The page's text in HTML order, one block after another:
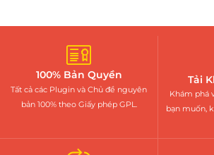
100% Bản Quyền
Tất cả các Plugin và Chủ đề nguyên
bản 100% theo Giấy phép GPL.
Tải
Khám phá
bạn muốn,